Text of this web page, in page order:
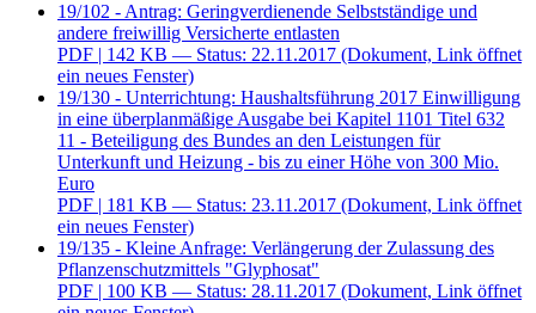
19/102 - Antrag: Geringverdienende Selbstständige und
andere freiwillig Versicherte entlasten
PDF | 142 KB — Status: 22.11.2017 (Dokument, Link öffnet
ein neues Fenster)
19/130 - Unterrichtung: Haushaltsführung 2017 Einwilligung
in eine überplanmäßige Ausgabe bei Kapitel 1101 Titel 632
11 - Beteiligung des Bundes an den Leistungen für
Unterkunft und Heizung - bis zu einer Höhe von 300 Mio.
Euro
PDF | 181 KB — Status: 23.11.2017 (Dokument, Link öffnet
ein neues Fenster)
19/135 - Kleine Anfrage: Verlängerung der Zulassung des
Pflanzenschutzmittels "Glyphosat"
PDF | 100 KB — Status: 28.11.2017 (Dokument, Link öffnet